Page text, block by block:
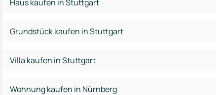
Haus kaufen in Stuttgart
Grundstück kaufen in Stuttgart
Villa kaufen in Stuttgart
Wohnung kaufen in Nürnberg